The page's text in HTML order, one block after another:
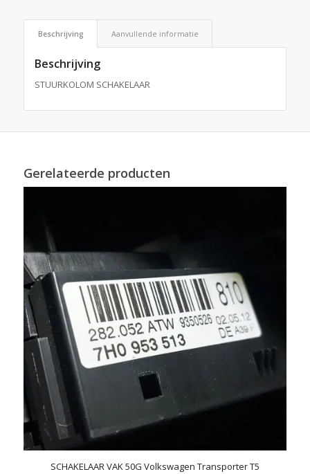
Beschrijving Aanvullende informatie
Beschrijving
STUURKOLOM SCHAKELAAR
Gerelateerde producten
SCHAKELAAR VAK 50G Volkswagen Transporter T5